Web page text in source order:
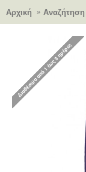
Αρχική Αναζήτηση